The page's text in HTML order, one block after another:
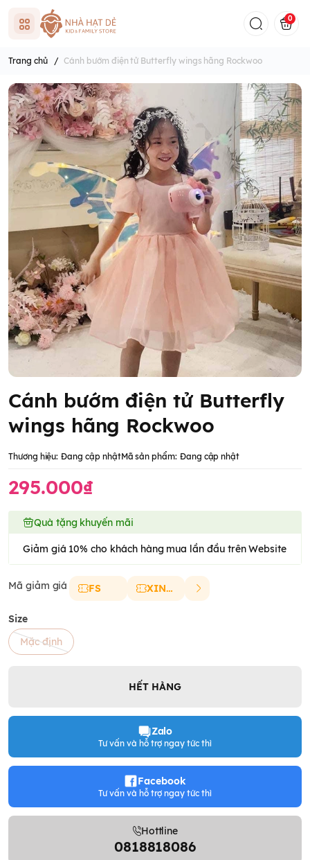
0
Trang chủ / Cánh bướm điện tử Butterfly wings hãng Rockwoo
Cánh bướm điện tử Butterfly
wings hãng Rockwoo
Thương hiệu: Đang cập nhậtMã sản phẩm: Đang cập nhật
295.000₫
Quà tặng khuyến mãi
Giảm giá 10% cho khách hàng mua lần đầu trên Website
Mã giảm giá FS XINCHAO
Size
Mặc định
HẾT HÀNG
Zalo
Tư vấn và hỗ trợ ngay tức thì
Facebook
Tư vấn và hỗ trợ ngay tức thì
Hottline
0818818086